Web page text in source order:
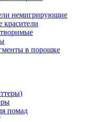
немигрирующие
в порошке
помад